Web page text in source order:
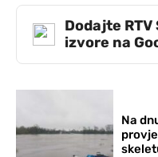
Dodajte
izvore na
Na